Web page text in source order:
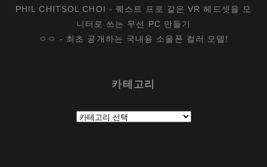
PHIL CHITSOL CHOI -퀘스트 프로 같은 VR 헤드셋을 모
니터로 쓰는 무선 PC 만들기
ㅇㅇ - 최초 공개하는 국내용 소울폰 컬러 모델!
카테고리
테